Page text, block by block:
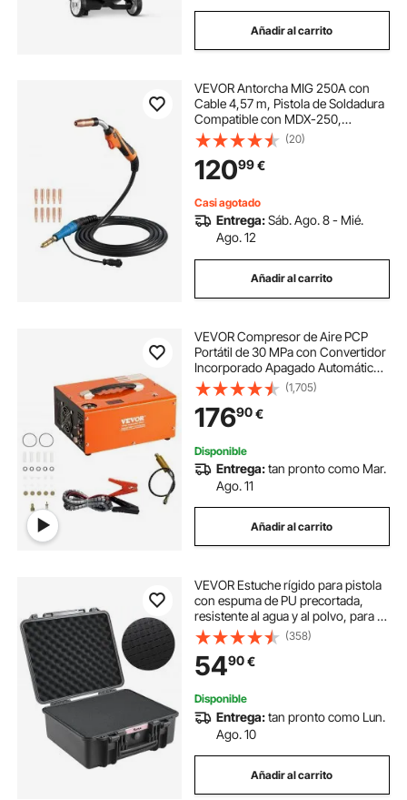
Añadir al carrito
VEVOR Antorcha MIG 250A con
Cable 4,57 m, Pistola de Soldadura
Compatible con MDX-250,
Millermatic 252 255, Multimatic
200 235 255, con Puntas de
Contacto 0,8-0,9 mm para Taller
Reparación Automotriz
(20)
12099€
Casi agotado
Entrega:Sáb. Ago. 8 - Mié.
Ago. 12
Añadir al carrito
VEVOR Compresor de Aire PCP
Portátil de 30 MPa con Convertidor
Incorporado Apagado Automático
CC 12V/CA 230V Motor de 300W
Bomba de Tanque de Paintball sin
Aceite para Pistola de Aire, Tanque
de Buceo
(1,705)
17690€
Disponible
Entrega:tan pronto como Mar.
Ago. 11
Añadir al carrito
VEVOR Estuche rígido para pistola
con espuma de PU precortada,
resistente al agua y al polvo, para 6
pistolas, 19,3 × 17,1 × 8,3 pulgadas,
estuche para pistola con cerradura,
color negro
(358)
5490€
Disponible
Entrega:tan pronto como Lun.
Ago. 10
Añadir al carrito